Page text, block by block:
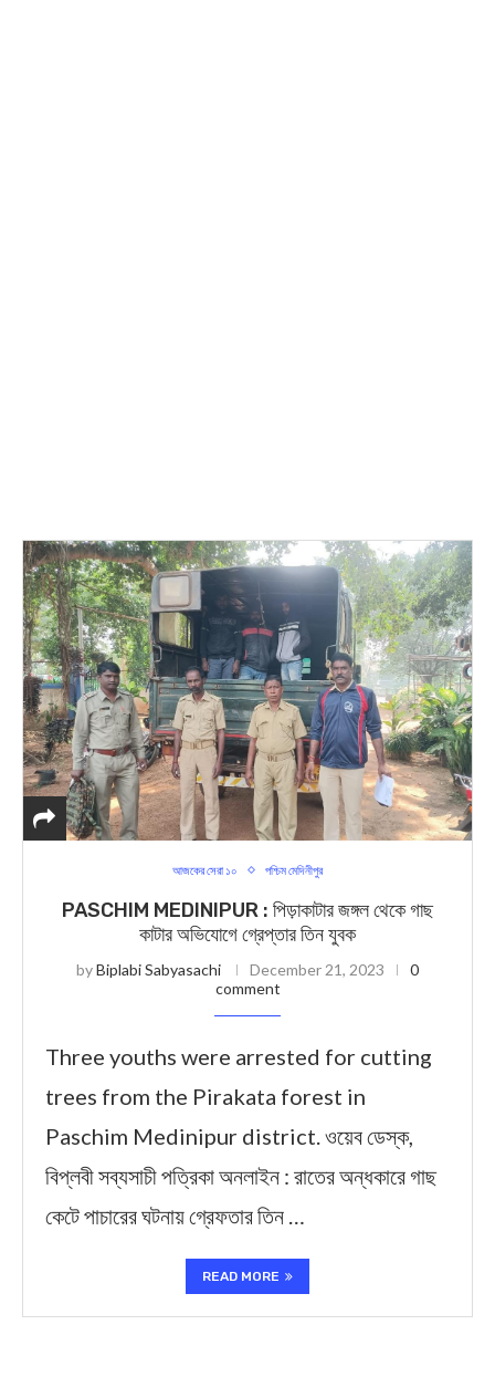
আজকের সেরা ১০ পশ্চিম মেদিনীপুর
PASCHIM MEDINIPUR : পিড়াকাটার জঙ্গল থেকে গাছ
কাটার অভিযোগে গ্রেপ্তার তিন যুবক
byBiplabi Sabyasachi December 21, 2023
0
comment
Three youths were arrested for cutting
trees from the Pirakata forest in
Paschim Medinipur district. ওয়েব ডেস্ক,
বিপ্লবী সব্যসাচী পত্রিকা অনলাইন : রাতের অন্ধকারে গাছ
কেটে পাচারের ঘটনায় গ্রেফতার তিন …
READ MORE